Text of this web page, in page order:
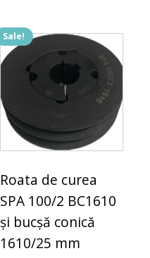
Sale!
Roata de curea
SPA 100/2 BC1610
și bucșă conică
1610/25 mm